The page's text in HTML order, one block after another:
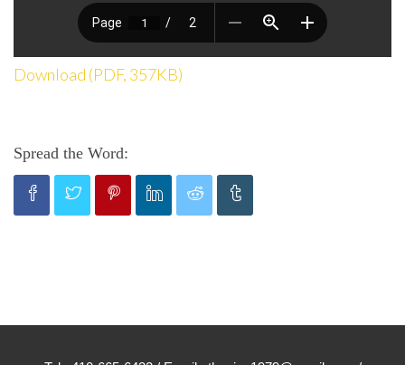
Download (PDF, 357KB)
Spread the Word: